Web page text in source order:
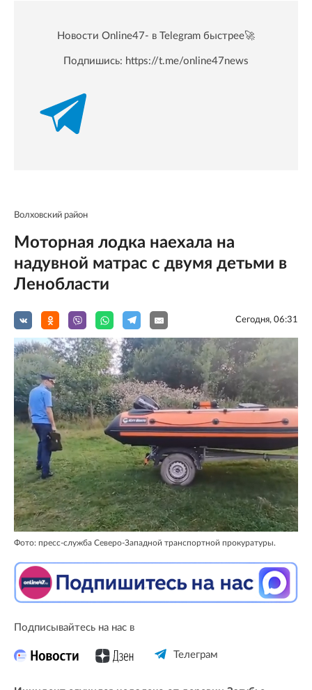
Новости Online47- в Telegram быстрее🚀
Подпишись: https://t.me/online47news
Волховский район
Моторная лодка наехала на
надувной матрас с двумя детьми в
Ленобласти
Сегодня, 06:31
Фото: пресс-служба Северо-Западной транспортной прокуратуры.
Подписывайтесь на нас в
Телеграм